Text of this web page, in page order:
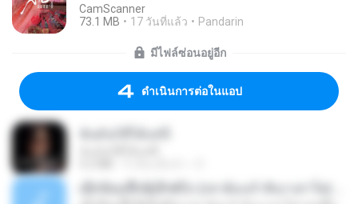
CamScanner
73.1 MB
17 วันที่แล้ว Pandarin
มีไฟล์ซ่อนอยู่อีก
ดำเนินการต่อในแอป